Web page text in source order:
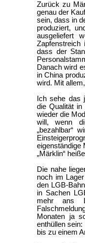
Zurück zu
genau der
sein, dass in
produziert,
ausgeliefert
dass der
Danach wird
in China
wird. Mit
Ich sehe das
die Qualität in
wieder die
will, wenn
„bezahlbar“
eigenständige
„Märklin“
Die nahe
noch im
den LGB-
in Sachen
mehr ans
Monaten ja
enthüllen
bis zu einem